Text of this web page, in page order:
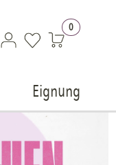
0
Eignung